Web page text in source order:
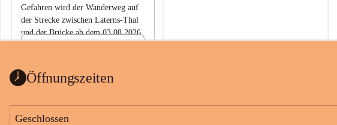
Gefahren wird der Wanderweg auf
der Strecke zwischen Laterns-Thal
und der Brücke ab dem 03.08.2026
ht
1 Seite•0,1 MB
Öffnungszeiten
Geschlossen